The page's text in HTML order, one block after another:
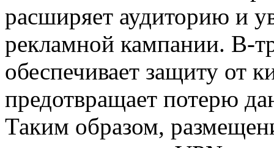
расширяет аудиторию и
рекламной кампании. В-
обеспечивает защиту от
предотвращает потерю
Таким образом,